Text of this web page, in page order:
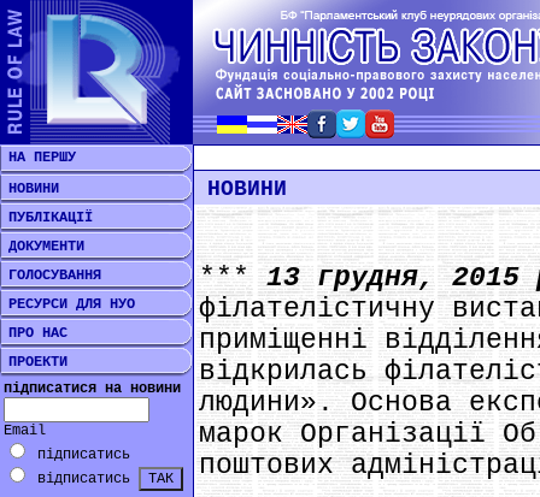
НА ПЕРШУ
НОВИНИ
ПУБЛІКАЦІЇ
ДОКУМЕНТИ
ГОЛОСУВАННЯ
РЕСУРСИ ДЛЯ НУО
ПРО НАС
ПРОЕКТИ
підписатися на новини
Email
підписатись
відписатись
НОВИНИ
***13 грудня,
філателістичну
приміщенні
відкрилась
людини». Основа
марок Організації
поштових